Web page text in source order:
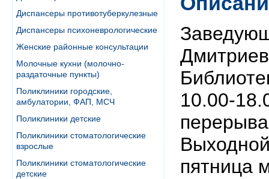
Диспансеры противотуберкулезные
Диспансеры психоневрологические
Женские районные консультации
Молочные кухни (молочно-
раздаточные пункты)
Поликлиники городские,
амбулатории, ФАП, МСЧ
Поликлиники детские
Поликлиники стоматологические
взрослые
Поликлиники стоматологические
детские
10.00-
перерыва
пятница